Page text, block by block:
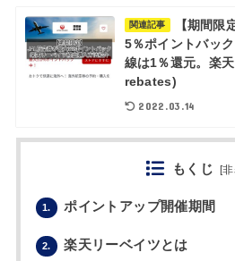
関連記事
【期間
5％ポイントバッ
線は1％還元。楽
rebates)
2022.03.14
もくじ [
1. ポイントアップ開催期間
2. 楽天リーベイツとは